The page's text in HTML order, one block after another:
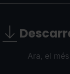
Ara, el